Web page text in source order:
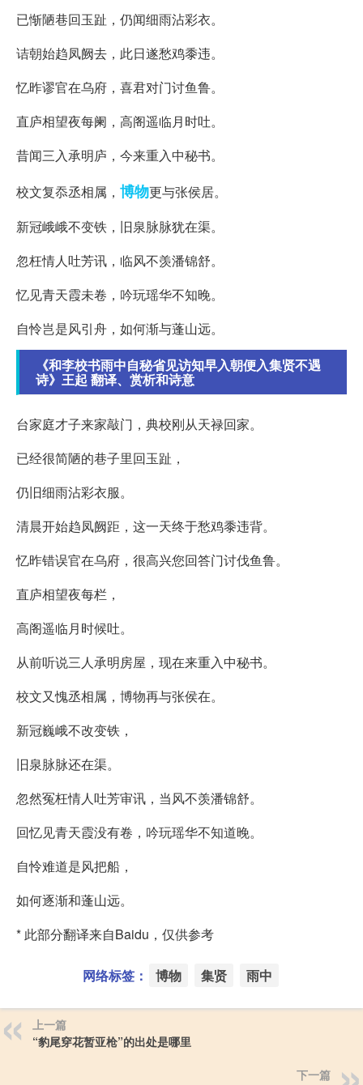
已惭陋巷回玉趾，仍闻细雨沾彩衣。
诘朝始趋凤阙去，此日遂愁鸡黍违。
忆昨谬官在乌府，喜君对门讨鱼鲁。
直庐相望夜每阑，高阁遥临月时吐。
昔闻三入承明庐，今来重入中秘书。
校文复忝丞相属， 博物更与张侯居。
新冠峨峨不变铁，旧泉脉脉犹在渠。
忽枉情人吐芳讯，临风不羡潘锦舒。
忆见青天霞未卷，吟玩瑶华不知晚。
自怜岂是风引舟，如何渐与蓬山远。
《和李校书雨中自秘省见访知早入朝便入集贤不遇
诗》王起 翻译、赏析和诗意
台家庭才子来家敲门，典校刚从天禄回家。
已经很简陋的巷子里回玉趾，
仍旧细雨沾彩衣服。
清晨开始趋凤阙距，这一天终于愁鸡黍违背。
忆昨错误官在乌府，很高兴您回答门讨伐鱼鲁。
直庐相望夜每栏，
高阁遥临月时候吐。
从前听说三人承明房屋，现在来重入中秘书。
校文又愧丞相属，博物再与张侯在。
新冠巍峨不改变铁，
旧泉脉脉还在渠。
忽然冤枉情人吐芳审讯，当风不羡潘锦舒。
回忆见青天霞没有卷，吟玩瑶华不知道晚。
自怜难道是风把船，
如何逐渐和蓬山远。
* 此部分翻译来自Baidu，仅供参考
网络标签： 博物 集贤 雨中
上一篇
“豹尾穿花暂亚枪”的出处是哪里
下一篇